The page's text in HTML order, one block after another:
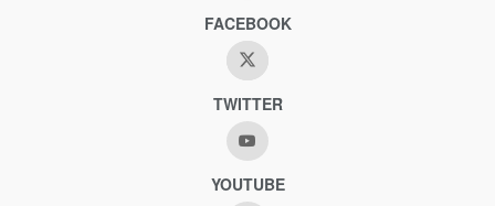
FACEBOOK
TWITTER
YOUTUBE